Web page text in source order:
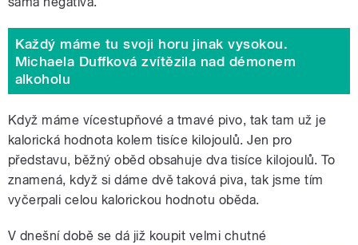
Každý máme tu svoji horu jinak vysokou.
Michaela Duffková zvítězila nad démonem
alkoholu
Když máme vícestupňové a tmavé pivo, tak tam už je
kalorická hodnota kolem tisíce kilojoulů. Jen pro
představu, běžný oběd obsahuje dva tisíce kilojoulů. To
znamená, když si dáme dvě taková piva, tak jsme tím
vyčerpali celou kalorickou hodnotu oběda.
V dnešní době se dá již koupit velmi chutné